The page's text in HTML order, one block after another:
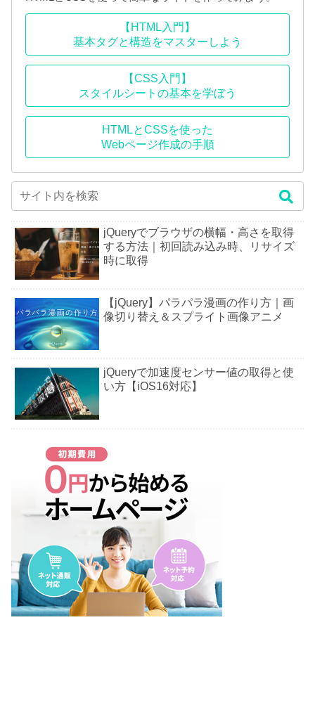
【HTML入門】
基本タグと構造をマスターしよう
【CSS入門】
スタイルシートの基本を学ぼう
HTMLとCSSを使った
Webページ作成の手順
jQueryでブラウザの横幅・高さを取得
する方法｜初回読み込み時、リサイズ
時に取得
【jQuery】パラパラ漫画の作り方｜画
像切り替え＆スプライト画像アニメ
jQueryで加速度センサー値の取得と使
い方【iOS16対応】